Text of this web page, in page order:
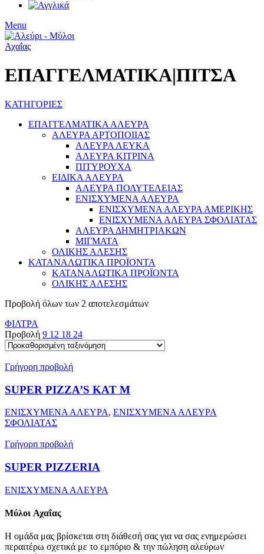
Menu
ΕΠΑΓΓΕΛΜΑΤΙΚΑ|ΠΙΤΣΑ
ΚΑΤΗΓΟΡΙΕΣ
ΕΠΑΓΓΕΛΜΑΤΙΚΑ ΑΛΕΥΡΑ
ΑΛΕΥΡΑ ΑΡΤΟΠΟΙΙΑΣ
ΑΛΕΥΡΑ ΛΕΥΚΑ
ΑΛΕΥΡΑ ΚΙΤΡΙΝΑ
ΠΙΤΥΡΟΥΧΑ
ΕΙΔΙΚΑ ΑΛΕΥΡΑ
ΑΛΕΥΡΑ ΠΟΛΥΤΕΛΕΙΑΣ
ΕΝΙΣΧΥΜΕΝΑ ΑΛΕΥΡΑ
ΕΝΙΣΧΥΜΕΝΑ ΑΛΕΥΡΑ ΑΜΕΡΙΚΗΣ
ΕΝΙΣΧΥΜΕΝΑ ΑΛΕΥΡΑ ΣΦΟΛΙΑΤΑΣ
ΑΛΕΥΡΑ ΔΗΜΗΤΡΙΑΚΩΝ
ΜΙΓΜΑΤΑ
ΟΛΙΚΗΣ ΑΛΕΣΗΣ
ΚΑΤΑΝΑΛΩΤΙΚΑ ΠΡΟΪΟΝΤΑ
ΚΑΤΑΝΑΛΩΤΙΚΑ ΠΡΟΪΟΝΤΑ
ΟΛΙΚΗΣ ΑΛΕΣΗΣ
Προβολή όλων των 2 αποτελεσμάτων
ΦΙΛΤΡΑ
Προβολή 9 12 18 24
Γρήγορη προβολή
SUPER PIZZA’S KAT M
ΕΝΙΣΧΥΜΕΝΑ ΑΛΕΥΡΑ, ΕΝΙΣΧΥΜΕΝΑ ΑΛΕΥΡΑ
ΣΦΟΛΙΑΤΑΣ
Γρήγορη προβολή
SUPER PIZZERIA
ΕΝΙΣΧΥΜΕΝΑ ΑΛΕΥΡΑ
Μύλοι Αχαΐας
Η ομάδα μας βρίσκεται στη διάθεσή σας για να σας ενημερώσει
περαιτέρω σχετικά με το εμπόριο & την πώληση αλεύρων